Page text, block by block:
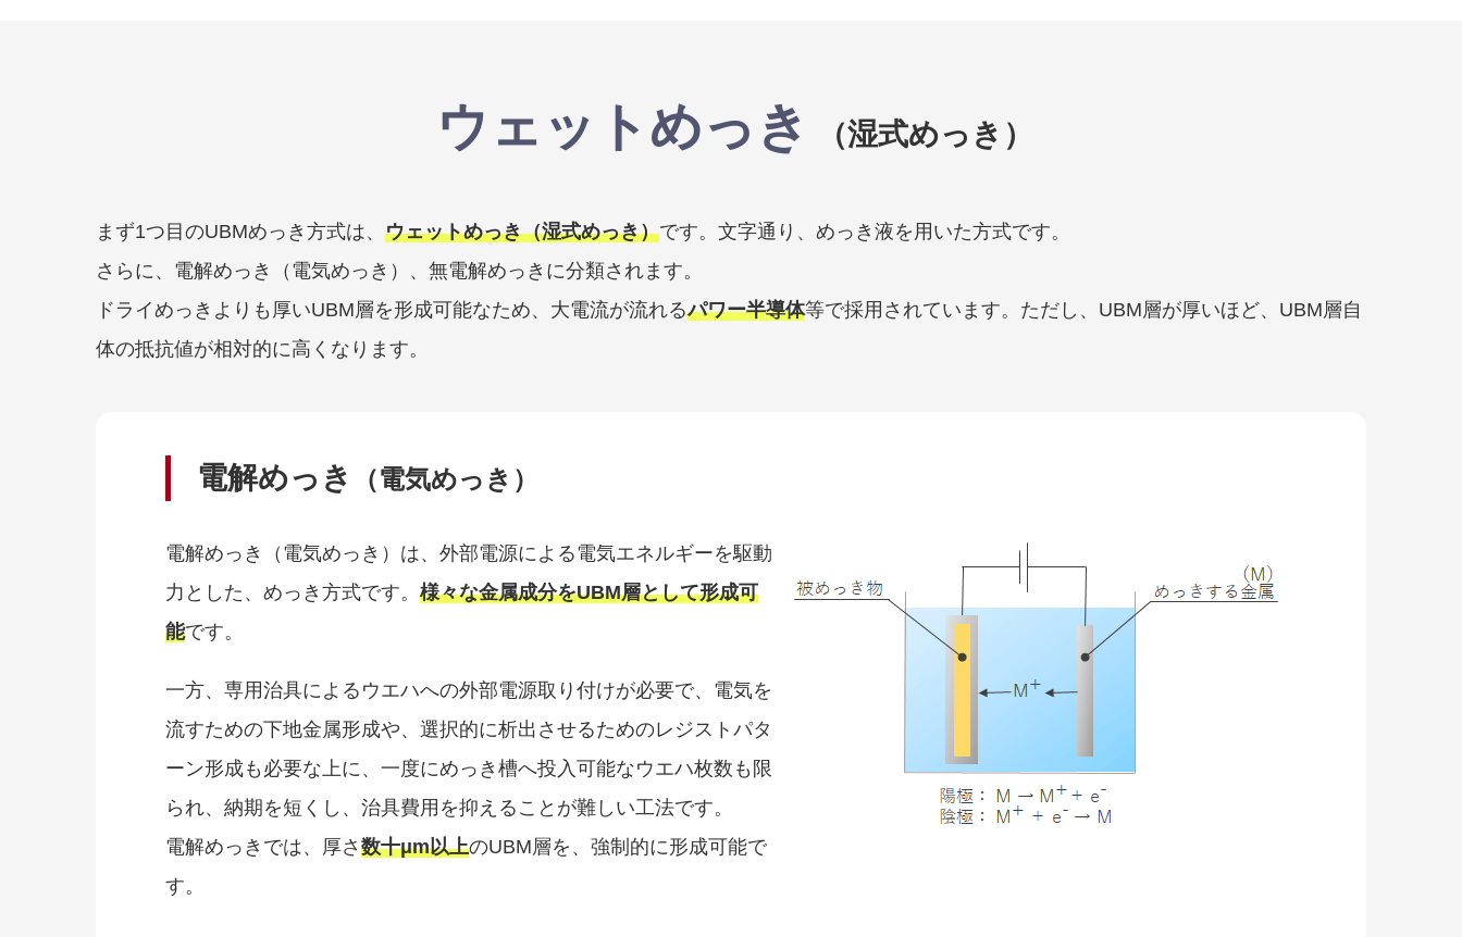
ウェットめっき （湿式めっき）
まず1つ目のUBMめっき方式は、 ウェットめっき（湿式めっき）です。文字通り、めっき液を用いた方式です。
さらに、電解めっき（電気めっき）、無電解めっきに分類されます。
ドライめっきよりも厚いUBM層を形成可能なため、大電流が流れるパワー半導体等で採用されています。ただし、UBM層が厚いほど、UBM層自
体の抵抗値が相対的に高くなります。
電解めっき （電気めっき）
電解めっき（電気めっき）は、外部電源による電気エネルギーを駆動
力とした、めっき方式です。 様々な金属成分をUBM層として形成可
能です。
一方、専用治具によるウエハへの外部電源取り付けが必要で、電気を
流すための下地金属形成や、選択的に析出させるためのレジストパタ
ーン形成も必要な上に、一度にめっき槽へ投入可能なウエハ枚数も限
られ、納期を短くし、治具費用を抑えることが難しい工法です。
電解めっきでは、厚さ 数十μm以上のUBM層を、強制的に形成可能で
す。